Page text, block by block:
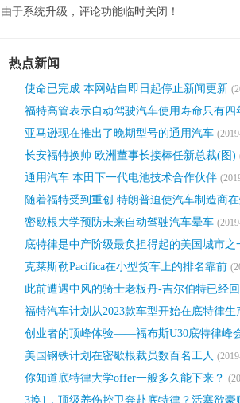
由于系统升级，评论功能临时关闭！
热点新闻
使命已完成 本网站自即日起停止新闻更新
福特高管表示自动驾驶汽车使用寿命只有四
亚马逊现在推出了晚期型号的通用汽车
长安福特换帅 欧洲董事长接棒任新总裁(图)
通用汽车 本田下一代电池技术合作伙伴
随着福特受到重创 特朗普迫使汽车制造商
密歇根大学预防未来自动驾驶汽车晕车
底特律是中产阶级最负担得起的美国城市之
克莱斯勒Pacifica在小型货车上的排名靠前
此前遭遇中风的骑士老板丹-吉尔伯特已经
福特汽车计划从2023款车型开始在底特律生
创业者的顶峰体验——福布斯U30底特律峰
美国钢铁计划在密歇根裁员数百名工人
你知道底特律大学offer一般多久能下来？
3换1，顶级养伤控卫奔赴底特律？活塞欲